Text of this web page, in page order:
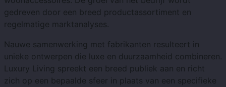
gedreven door een breed productassortiment en
regelmatige marktanalyses.
Nauwe samenwerking met fabrikanten resulteert in
unieke ontwerpen die luxe en duurzaamheid combineren.
Luxury Living spreekt een breed publiek aan en richt
zich op een bepaalde sfeer in plaats van een specifieke